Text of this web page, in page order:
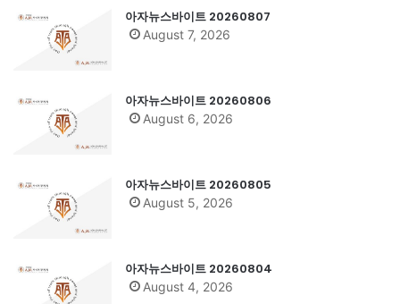
아자뉴스바이트 20260807
August 7, 2026
아자뉴스바이트 20260806
August 6, 2026
아자뉴스바이트 20260805
August 5, 2026
아자뉴스바이트 20260804
August 4, 2026